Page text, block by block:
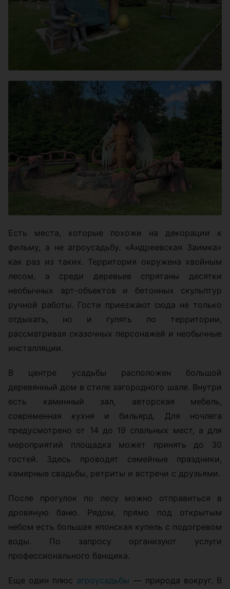
Есть места, которые похожи на декорации к
фильму, а не агроусадьбу. «Андреевская Заимка»
как раз из таких. Территория окружена хвойным
лесом, а среди деревьев спрятаны десятки
необычных арт-объектов и бетонных скульптур
ручной работы. Гости приезжают сюда не только
отдыхать, но и гулять по территории,
рассматривая сказочных персонажей и необычные
инсталляции.
В центре усадьбы расположен большой
деревянный дом в стиле загородного шале. Внутри
есть каминный зал, авторская мебель,
современная кухня и бильярд. Для ночлега
предусмотрено от 14 до 19 спальных мест, а для
мероприятий площадка может принять до 30
гостей. Здесь проводят семейные праздники,
камерные свадьбы, ретриты и встречи с друзьями.
После прогулок по лесу можно отправиться в
дровяную баню. Рядом, прямо под открытым
небом есть большая японская купель с подогревом
воды. По запросу организуют услуги
профессионального банщика.
Еще один плюс агроусадьбы — природа вокруг. В